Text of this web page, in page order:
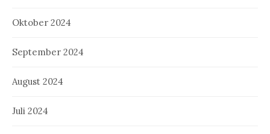
Oktober 2024
September 2024
August 2024
Juli 2024